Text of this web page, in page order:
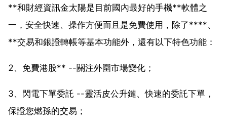
**和財經資訊金太陽是目前國內最好的手機**軟體之
一，安全快速、操作方便而且是免費使用，除了****、
**交易和銀證轉帳等基本功能外，還有以下特色功能：
2、免費港股** --關注外圍市場變化；
3、閃電下單委託 --靈活皮公升鏈、快速的委託下單，
保證您燃孫的交易；